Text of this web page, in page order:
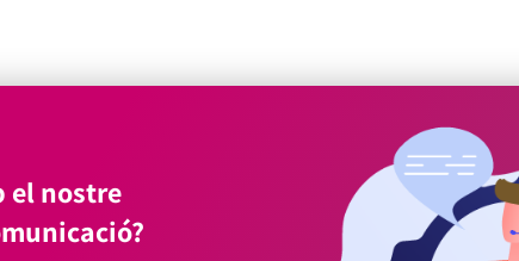
el nostre